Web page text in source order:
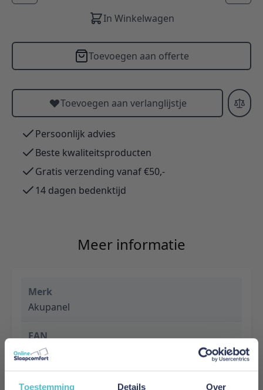
Toestemming Details Over
In Winkelwagen
Toevoegen aan offerte
Toevoegen aan verlanglijstje
Persoonlijk advies
Beste kwaliteitsproducten
Gratis verzending vanaf €50,-
14 dagen bedenktijd
Meer informatie
Merk
Akupanel
EAN
8720876329532